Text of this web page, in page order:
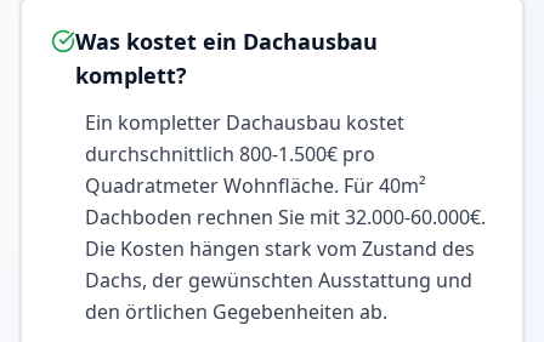
Was kostet ein Dachausbau
komplett?
Ein kompletter Dachausbau kostet
durchschnittlich 800-1.500€ pro
Quadratmeter Wohnfläche. Für 40m²
Dachboden rechnen Sie mit 32.000-60.000€.
Die Kosten hängen stark vom Zustand des
Dachs, der gewünschten Ausstattung und
den örtlichen Gegebenheiten ab.